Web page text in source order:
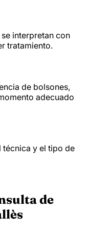
interpretan con
tratamiento.
de bolsones,
adecuado
técnica y el tipo de
de